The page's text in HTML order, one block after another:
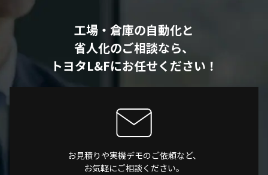
工場・倉庫の自動化と
省人化のご相談なら、
トヨタL&Fにお任せください！
お見積りや実機デモのご依頼など、
お気軽にご相談ください。